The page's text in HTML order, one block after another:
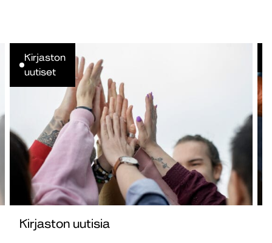
Kirjaston
uutiset
Kirjaston uutisia